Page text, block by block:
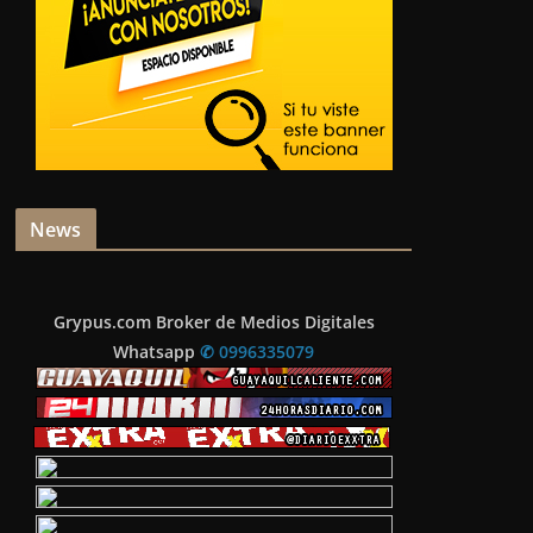
News
Grypus.com Broker de Medios Digitales
Whatsapp ✆ 0996335079